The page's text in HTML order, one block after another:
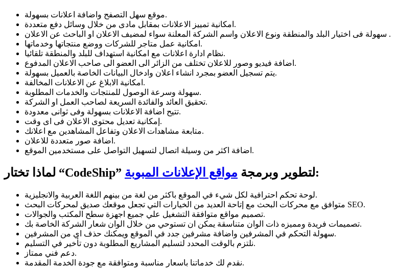
موقع سهل التصفح واضافة اعلانات بسهولة.
امكانية تمييز الاعلانات بمقابل مادى من خلال وسائل دفع متعددة.
سهولة فى اختيار البلد والمنطقة ونوع الاعلان واسم الشركة المعلنة سواء لمضيف الاعلان او الباحث عن الاعلان .
امكانية عمل متاجر للشركات ووضع منتجاتها وخدماتها.
نظام ادارة اعلانات مع امكانية استهداف للبلد والمنطقة تلقائيا.
اضافة فيديو وصور للاعلان تختلف من الزائر الى العضو الى صاحب الاعلان المدفوع.
يتم تسجيل العضو بمجرد انشاء اعلان وادخال البيانات الخاصة بالعميل بسهولة.
امكانية الابلاغ عن الاعلانات المخالفة.
سهولة وسرعة الوصول للمنتجات والخدمات المطلوبة.
تحقيق العائد والفائدة السريعة لصاحب العمل او الشركة.
تتيح اضافة الاعلانات بسهولة وفى ثوانى معدودة.
إمكانية تعديل محتوى الاعلان فى اى وقت.
متابعة مشاهدات الاعلان وتفاعل المشاهدين مع اعلانك.
اضافة صور متعددة للاعلان.
اضافة اكثر من وسيلة اتصال لتسهيل التواصل على مستخدمين الموقع.
لماذا تختار “CodeShip” لتطوير وبرمجة مواقع الإعلانات المبوبة :
لوحة تحكم احترافية لكل شيء في الموقع باكثر من لغة من بينهم اللغة العربية والانجليزية.
متوافق مع محركات البحث مع إتاحة العديد من الخيارات التي تجعل موقعك صديق لمحركات البحث SEO.
تصميم مواقع متوافقة التشغيل علي جميع اجهزة سطح المكتب والجوالات.
تصميمات فريدة ومميزه ذات الوان متناسقة يمكن ان تستوحي من خلال الوان شعار الشركة الخاصة بك.
سهولة التحكم في المشرفين واضافة مشرفين جدد في الموقع ويمكنك حذف اي من المشرفين.
نلتزم بالوقت المحدد لتسليم المشاريع المطلوبة دون تأخير في التسليم.
دعم فني ممتاز.
نقدم لك خدماتنا باسعار مناسبة ومتوافقة مع جودة الخدمة المقدمة.